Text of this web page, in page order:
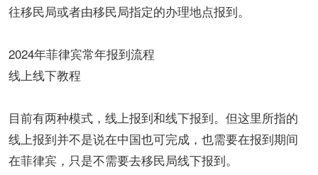
往移民局或者由移民局指定的办理地点报到。
2024年菲律宾常年报到流程
线上线下教程
目前有两种模式，线上报到和线下报到。但这里所指的
线上报到并不是说在中国也可完成，也需要在报到期间
在菲律宾，只是不需要去移民局线下报到。